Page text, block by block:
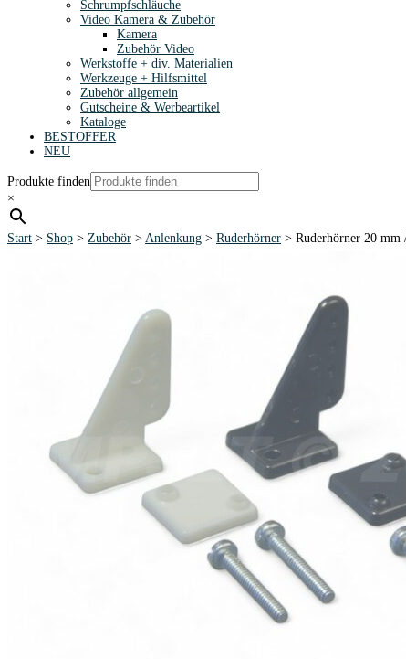
Schrumpfschläuche
Video Kamera & Zubehör
Kamera
Zubehör Video
Werkstoffe + div. Materialien
Werkzeuge + Hilfsmittel
Zubehör allgemein
Gutscheine & Werbeartikel
Kataloge
BESTOFFER
NEU
Produkte finden
×
Start > Shop > Zubehör > Anlenkung > Ruderhörner > Ruderhörner 20 mm